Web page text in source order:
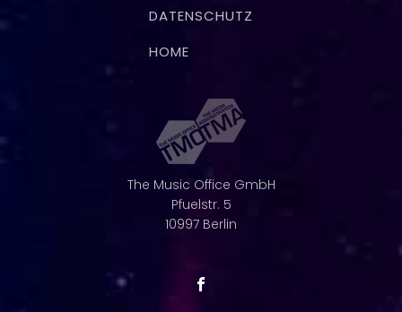
DATENSCHUTZ
HOME
The Music Office GmbH
Pfuelstr. 5
10997 Berlin